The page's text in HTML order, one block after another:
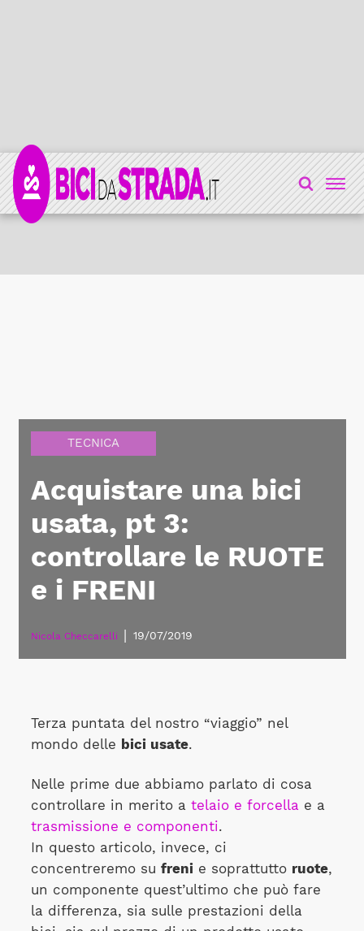
TECNICA
Acquistare una bici
usata, pt 3:
controllare le RUOTE
e i FRENI
Nicola Checcarelli 19/07/2019
Terza puntata del nostro “viaggio” nel
mondo delle bici usate.
Nelle prime due abbiamo parlato di cosa
controllare in merito a telaio e forcella e a
trasmissione e componenti.
In questo articolo, invece, ci
concentreremo su frenie soprattutto ruote,
un componente quest’ultimo che può fare
la differenza, sia sulle prestazioni della